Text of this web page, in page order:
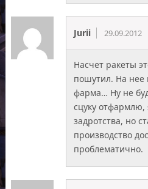
Jurii 29.09.2012
Насчет ракеты
пошутил. На нее
фарма… Ну не
сцуку отфармлю,
задротства, но
производство
проблематично.